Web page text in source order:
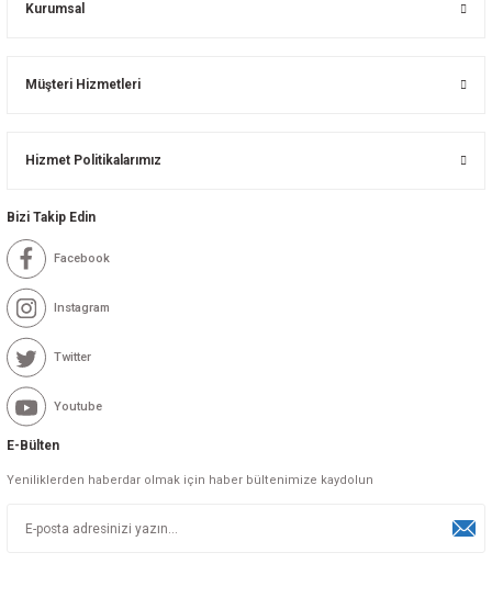
Kurumsal
Müşteri Hizmetleri
Hizmet Politikalarımız
Bizi Takip Edin
Facebook
Instagram
Twitter
Youtube
E-Bülten
Yeniliklerden haberdar olmak için haber bültenimize kaydolun